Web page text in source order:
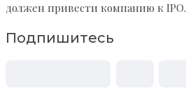
должен привести компанию к IPO.
Подпишитесь